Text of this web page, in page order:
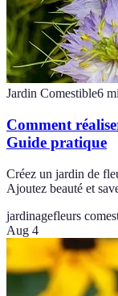
Jardin Comestible6
Comment
Guide pratique
Créez un jardin de
Ajoutez beauté et
jardinagefleurs
Aug 4